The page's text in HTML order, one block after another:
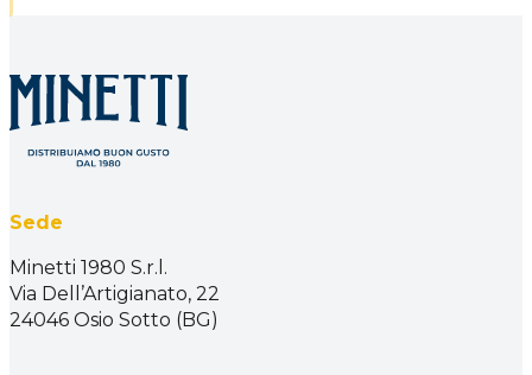
Sede
Minetti 1980 S.r.l.
Via Dell’Artigianato, 22
24046 Osio Sotto (BG)